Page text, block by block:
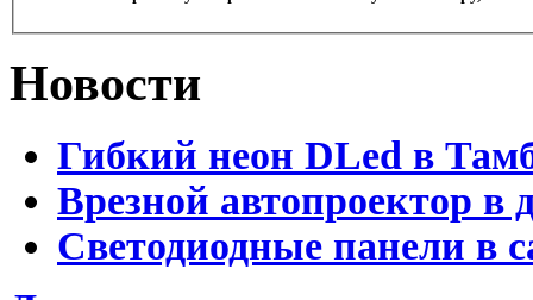
Новости
Гибкий неон DLed в
Врезной автопроектор в
Светодиодные панели в